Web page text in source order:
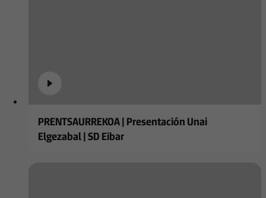
PRENTSAURREKOA | Presentación Unai
Elgezabal | SD Eibar